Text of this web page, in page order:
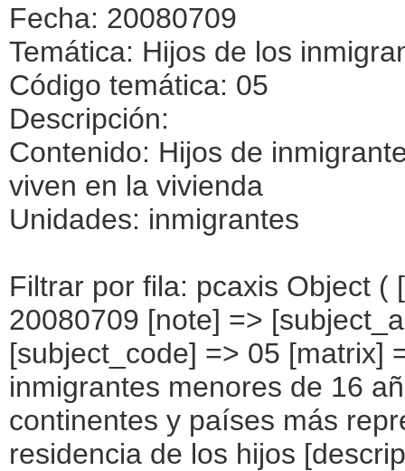
Fecha: 20080709
Temática: Hijos de los
Código temática: 05
Descripción:
Contenido: Hijos de
viven en la vivienda
Unidades: inmigrantes
Filtrar por fila: pcaxis Object ( [axis_version] => [creation_date] => 20080709 [note] => [subject_area] => Hijos de los inmigrantes [subject_code] => 05 [matrix] => 05002 [title] => Hijos de inmigrantes menores de 16 años y que no viven en la vivienda, por continentes y países más representados, según lugar de residencia de los hijos [description] => [contents] => Hijos de inmigrantes menores de 16 años y que no viven en la vivienda [units] => inmigrantes [stub] => Array ( [0] => origen del inmigrante ) [heading] => Array ( [0] => lugar de residencia de los hijos ) [prestext] => [values] => Array ( [:www.ine.es tel: " "+34 91 5839100 "; VALUES("origen del inmigrante] => Array ( [0] => Total [1] => PAÍSES EUROPEOS SIN ESPAÑA [2] => UE 27 SIN ESPAÑA [3] => Reino Unido [4] => Alemania [5] => Rumanía y Bulgaria [6] => Resto UE 27 sin España [7] => Resto países europeos sin España [8] => PAÍSES AFRICANOS [9] => Marruecos [10] => Resto de países africanos [11] => PAÍSES AMERICANOS [12] => Estados Unidos y Canadá [13] => PAÍSES AMERICANOS SIN ESTADOS UNIDOS NI CANADÁ [14] => Ecuador [15] => Colombia [16] => Bolivia [17] => Argentina [18] => Resto de países americanos sin Estados Unidos ni Canadá [19] => PAÍSES ASIÁTICOS Y DE OCEANÍA [20] => China [21] => Resto de países asiáticos y de Oceanía ) [lugar de residencia de los hijos] => Array ( [0] => Total [1] => Viven en otra vivienda de este municipio [2] => Viven en España, pero en otro municipio [3] => Viven en su país de nacimiento [4] => Viven en otro país [5] => Desconocido ) ) [codes] => Array ( ) [map] => Array ( ) [decimals] => 0 [showdecimals] => 0 [source] => Instituto